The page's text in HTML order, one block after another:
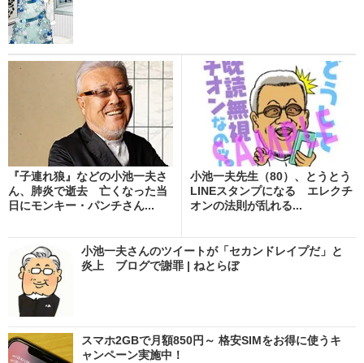
『子連れ狼』などの小池一夫さ
ん、肺炎で逝去 亡くなった当
日にモンキー・パンチさん...
小池一夫先生（80）、とうとう
LINEスタンプになる エレクチ
オンの法則が乱れる...
小池一夫さんのツイートが「セカンドレイプだ」と
炎上 ブログで謝罪 | ねとらぼ
スマホ2GBで月額850円～ 格安SIMをお得に使うキ
ャンペーン実施中！